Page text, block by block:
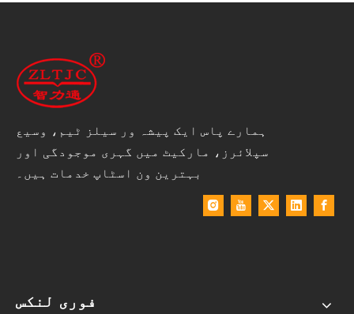
ہمارے پاس ایک پیشہ ور سیلز ٹیم، وسیع
سپلائرز، مارکیٹ میں گہری موجودگی اور
بہترین ون اسٹاپ خدمات ہیں۔
فوری لنکس